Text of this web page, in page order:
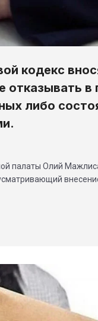
кодекс
в
либо
палаты Олий